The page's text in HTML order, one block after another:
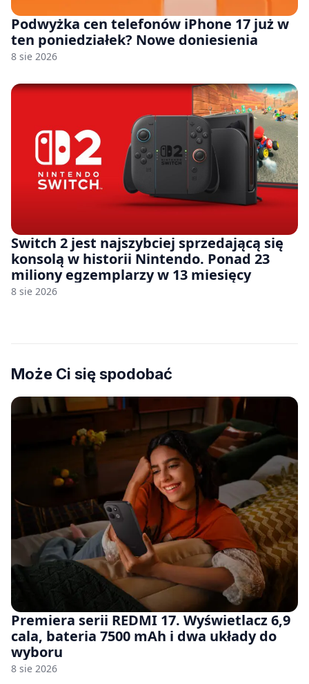
Podwyżka cen telefonów iPhone 17 już w
ten poniedziałek? Nowe doniesienia
8 sie 2026
Switch 2 jest najszybciej sprzedającą się
konsolą w historii Nintendo. Ponad 23
miliony egzemplarzy w 13 miesięcy
8 sie 2026
Może Ci się spodobać
Premiera serii REDMI 17. Wyświetlacz 6,9
cala, bateria 7500 mAh i dwa układy do
wyboru
8 sie 2026